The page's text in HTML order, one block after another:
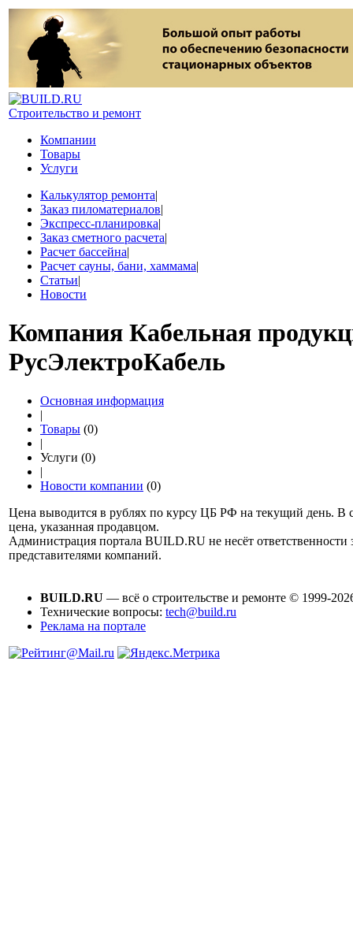
Строительство и ремонт
Компании
Товары
Услуги
Калькулятор ремонта|
Заказ пиломатериалов|
Экспресс-планировка|
Заказ сметного расчета|
Расчет бассейна|
Расчет сауны, бани, хаммама|
Статьи|
Новости
Компания Кабельная
РусЭлектроКабель
Основная информация
|
Товары (0)
|
Услуги (0)
|
Новости компании (0)
Цена выводится в рублях по курсу ЦБ РФ на текущий день. В
цена, указанная продавцом.
Администрация портала BUILD.RU не несёт
представителями компаний.
BUILD.RU — всё о строительстве и ремонте © 1999-
Технические вопросы: tech@build.ru
Реклама на портале